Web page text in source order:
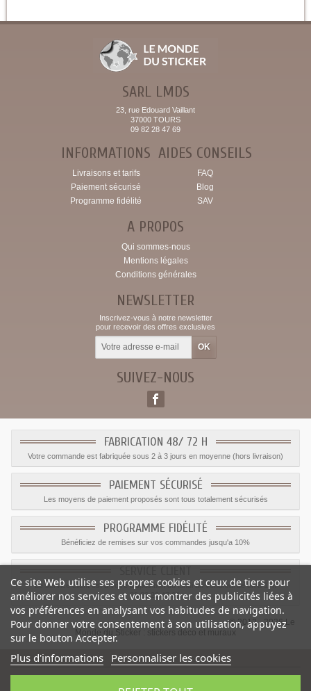
SARL LMDS
23, rue Edouard Vaillant
37000 TOURS
09 82 28 47 69
INFORMATIONS
Livraisons et tarifs
Paiement sécurisé
Programme fidélité
AIDES CONSEILS
FAQ
Blog
SAV
A PROPOS
Qui sommes-nous
Mentions légales
Conditions générales
NEWSLETTER
Inscrivez-vous à notre newsletter
pour recevoir des offres exclusives
SUIVEZ-NOUS
FABRICATION 48/ 72 H
Votre commande est fabriquée sous 2 à 3 jours en moyenne (hors livraison)
PAIEMENT SÉCURISÉ
Les moyens de paiement proposés sont tous totalement sécurisés
PROGRAMME FIDÉLITÉ
Bénéficiez de remises sur vos commandes jusqu'a 10%
Le service client est a votre disposition du lundi au vendredi de 8h à 17h
09.82.28.47.69.
© 2012 - 2026 Le
Monde du Sticker :
stickers déco et muraux
Ce site Web utilise ses propres cookies et ceux de tiers pour
améliorer nos services et vous montrer des publicités liées à
vos préférences en analysant vos habitudes de navigation.
Pour donner votre consentement à son utilisation, appuyez
sur le bouton Accepter.
Plus d'informations Personnaliser les cookies